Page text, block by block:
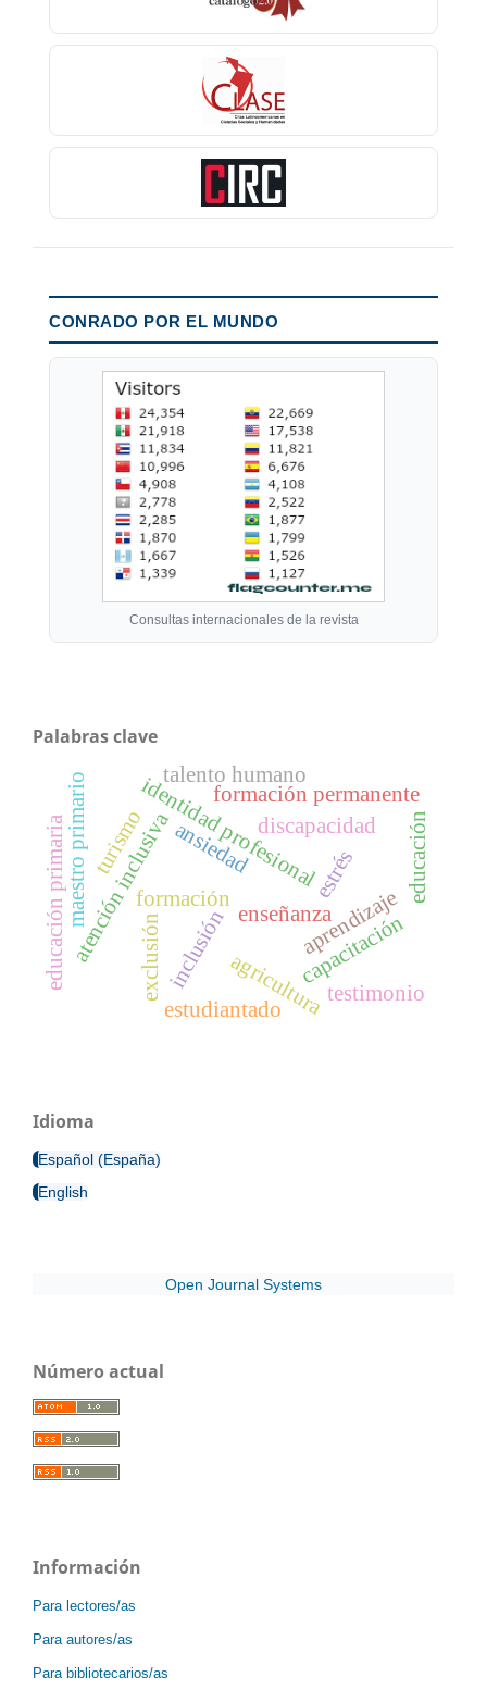
CONRADO POR EL MUNDO
Consultas internacionales de la revista
Palabras clave
formación
atención inclusivaidentidad profesional
enseñanzaaprendizaje
inclusión
exclusión
discapacidad
capacitación
estrés
ansiedad
formación permanente
maestro primario
agricultura
turismo
educación primaria educación
talento humano
estudiantado
testimonio
Idioma
Español (España)
English
Open Journal Systems
Número actual
Información
Para lectores/as
Para autores/as
Para bibliotecarios/as